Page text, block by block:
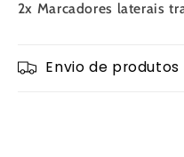
2x Marcadores laterais
Envio de produtos